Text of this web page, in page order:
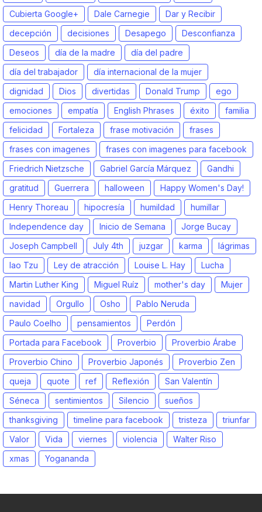
Cubierta Google+
Dale Carnegie
Dar y Recibir
decepción
decisiones Desapego
Desconfianza
Deseos
día de la madre
día del padre
día del trabajador
día internacional de la mujer
dignidad
Dios divertidas Donald Trump
ego
emociones
empatía English Phrases éxito
familia
felicidad
Fortaleza frase motivación
frases
frases con imagenes
frases con imagenes para facebook
Friedrich Nietzsche
Gabriel García Márquez
Gandhi
gratitud
Guerrera halloween
Happy Women's Day!
Henry Thoreau
hipocresía humildad
humillar
Independence day
Inicio de Semana
Jorge Bucay
Joseph Campbell
July 4th juzgar karma
lágrimas
lao Tzu
Ley de atracción Louise L. Hay
Lucha
Martin Luther King
Miguel Ruíz mother's day
Mujer
navidad
Orgullo Osho
Pablo Neruda
Paulo Coelho
pensamientos
Perdón
Portada para Facebook
Proverbio
Proverbio Árabe
Proverbio Chino
Proverbio Japonés
Proverbio Zen
queja
quote ref Reflexión
San Valentín
Séneca
sentimientos Silencio
sueños
thanksgiving
timeline para facebook tristeza
triunfar
Valor
Vida viernes violencia
Walter Riso
xmas
Yogananda